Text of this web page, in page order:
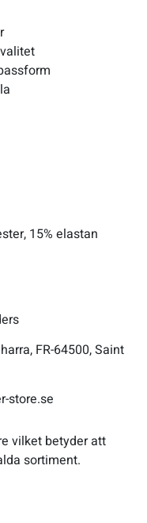
15% elastan
FR-64500, Saint
store.se
vilket betyder att
sortiment.